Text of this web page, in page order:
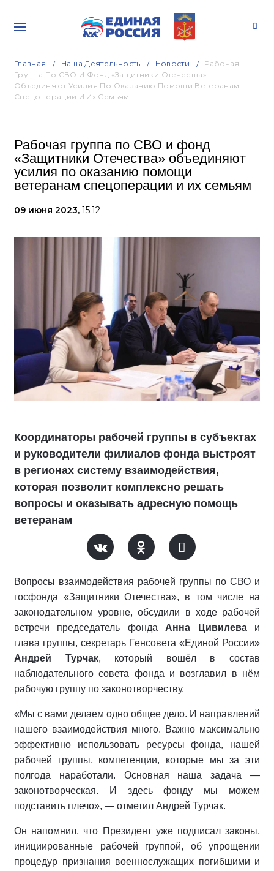
Главная Наша Деятельность Новости
Рабочая
Группа По СВО И Фонд «Защитники Отечества»
Объединяют Усилия По Оказанию Помощи Ветеранам
Спецоперации И Их Семьям
Рабочая группа по СВО и фонд
«Защитники Отечества» объединяют
усилия по оказанию помощи
ветеранам спецоперации и их семьям
09 июня 2023, 15:12
Координаторы рабочей группы в субъектах
и руководители филиалов фонда выстроят
в регионах систему взаимодействия,
которая позволит комплексно решать
вопросы и оказывать адресную помощь
ветеранам
Вопросы взаимодействия рабочей группы по СВО и
госфонда «Защитники Отечества», в том числе на
законодательном уровне, обсудили в ходе рабочей
встречи председатель фонда Анна Цивилеваи
глава группы, секретарь Генсовета «Единой России»
Андрей Турчак, который вошёл в состав
наблюдательного совета фонда и возглавил в нём
рабочую группу по законотворчеству.
«Мы с вами делаем одно общее дело. И направлений
нашего взаимодействия много. Важно максимально
эффективно использовать ресурсы фонда, нашей
рабочей группы, компетенции, которые мы за эти
полгода наработали. Основная наша задача —
законотворческая. И здесь фонду мы можем
подставить плечо», — отметил Андрей Турчак.
Он напомнил, что Президент уже подписал законы,
инициированные рабочей группой, об упрощении
процедур признания военнослужащих погибшими и